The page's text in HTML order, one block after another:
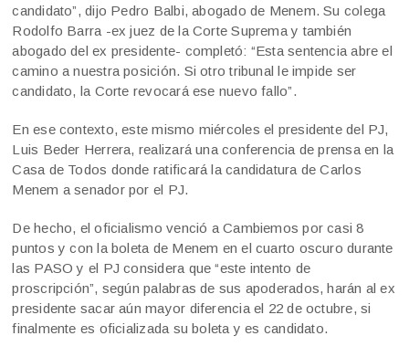
candidato”, dijo Pedro Balbi, abogado de Menem. Su colega
Rodolfo Barra -ex juez de la Corte Suprema y también
abogado del ex presidente- completó: “Esta sentencia abre el
camino a nuestra posición. Si otro tribunal le impide ser
candidato, la Corte revocará ese nuevo fallo”.
En ese contexto, este mismo miércoles el presidente del PJ,
Luis Beder Herrera, realizará una conferencia de prensa en la
Casa de Todos donde ratificará la candidatura de Carlos
Menem a senador por el PJ.
De hecho, el oficialismo venció a Cambiemos por casi 8
puntos y con la boleta de Menem en el cuarto oscuro durante
las PASO y el PJ considera que “este intento de
proscripción”, según palabras de sus apoderados, harán al ex
presidente sacar aún mayor diferencia el 22 de octubre, si
finalmente es oficializada su boleta y es candidato.